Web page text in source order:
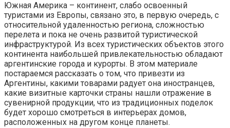
Южная Америка – континент, слабо освоенный
туристами из Европы, связано это, в первую очередь, с
относительной удаленностью региона, сложностью
перелета и пока не очень развитой туристической
инфраструктурой. Из всех туристических объектов этого
континента наибольшей привлекательностью обладают
аргентинские города и курорты. В этом материале
постараемся рассказать о том, что привезти из
Аргентины, какими товарами радует она иностранцев,
какие визитные карточки страны нашли отражение в
сувенирной продукции, что из традиционных поделок
будет хорошо смотреться в интерьерах домов,
расположенных на другом конце планеты.